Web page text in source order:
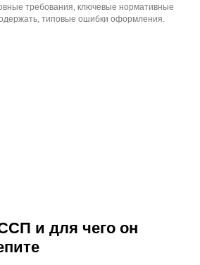
требования, ключевые нормативные
типовые ошибки оформления.
и для чего он